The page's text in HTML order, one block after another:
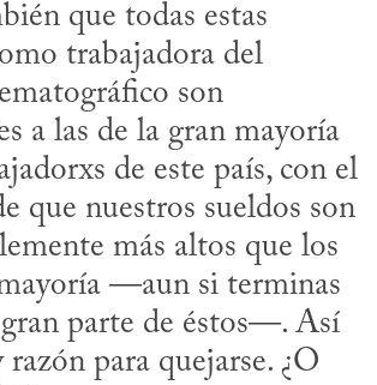
que todas estas
trabajadora del
son
a las de la gran mayoría
de este país, con el
que nuestros sueldos son
más altos que los
—aun si terminas
parte de éstos—. Así
razón para quejarse. ¿O